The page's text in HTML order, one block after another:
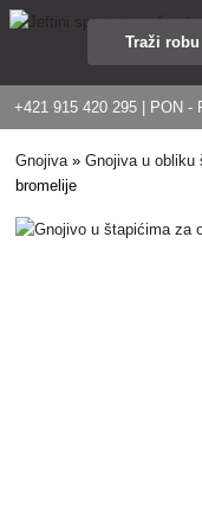
+421 915 420 295 | PON -
Gnojiva»Gnojiva u obliku
bromelije